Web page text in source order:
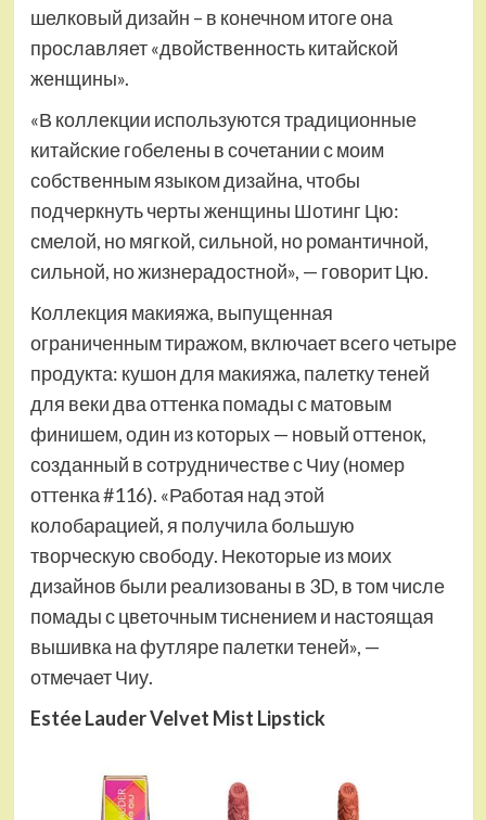
шелковый дизайн – в конечном итоге она
прославляет «двойственность китайской
женщины».
«В коллекции используются традиционные
китайские гобелены в сочетании с моим
собственным языком дизайна, чтобы
подчеркнуть черты женщины Шотинг Цю:
смелой, но мягкой, сильной, но романтичной,
сильной, но жизнерадостной», — говорит Цю.
Коллекция макияжа, выпущенная
ограниченным тиражом, включает всего четыре
продукта: кушон для макияжа, палетку теней
для веки два оттенка помады с матовым
финишем, один из которых — новый оттенок,
созданный в сотрудничестве с Чиу (номер
оттенка #116). «Работая над этой
колобарацией, я получила большую
творческую свободу. Некоторые из моих
дизайнов были реализованы в 3D, в том числе
помады с цветочным тиснением и настоящая
вышивка на футляре палетки теней», —
отмечает Чиу.
Estée LauderVelvet Mist Lipstick